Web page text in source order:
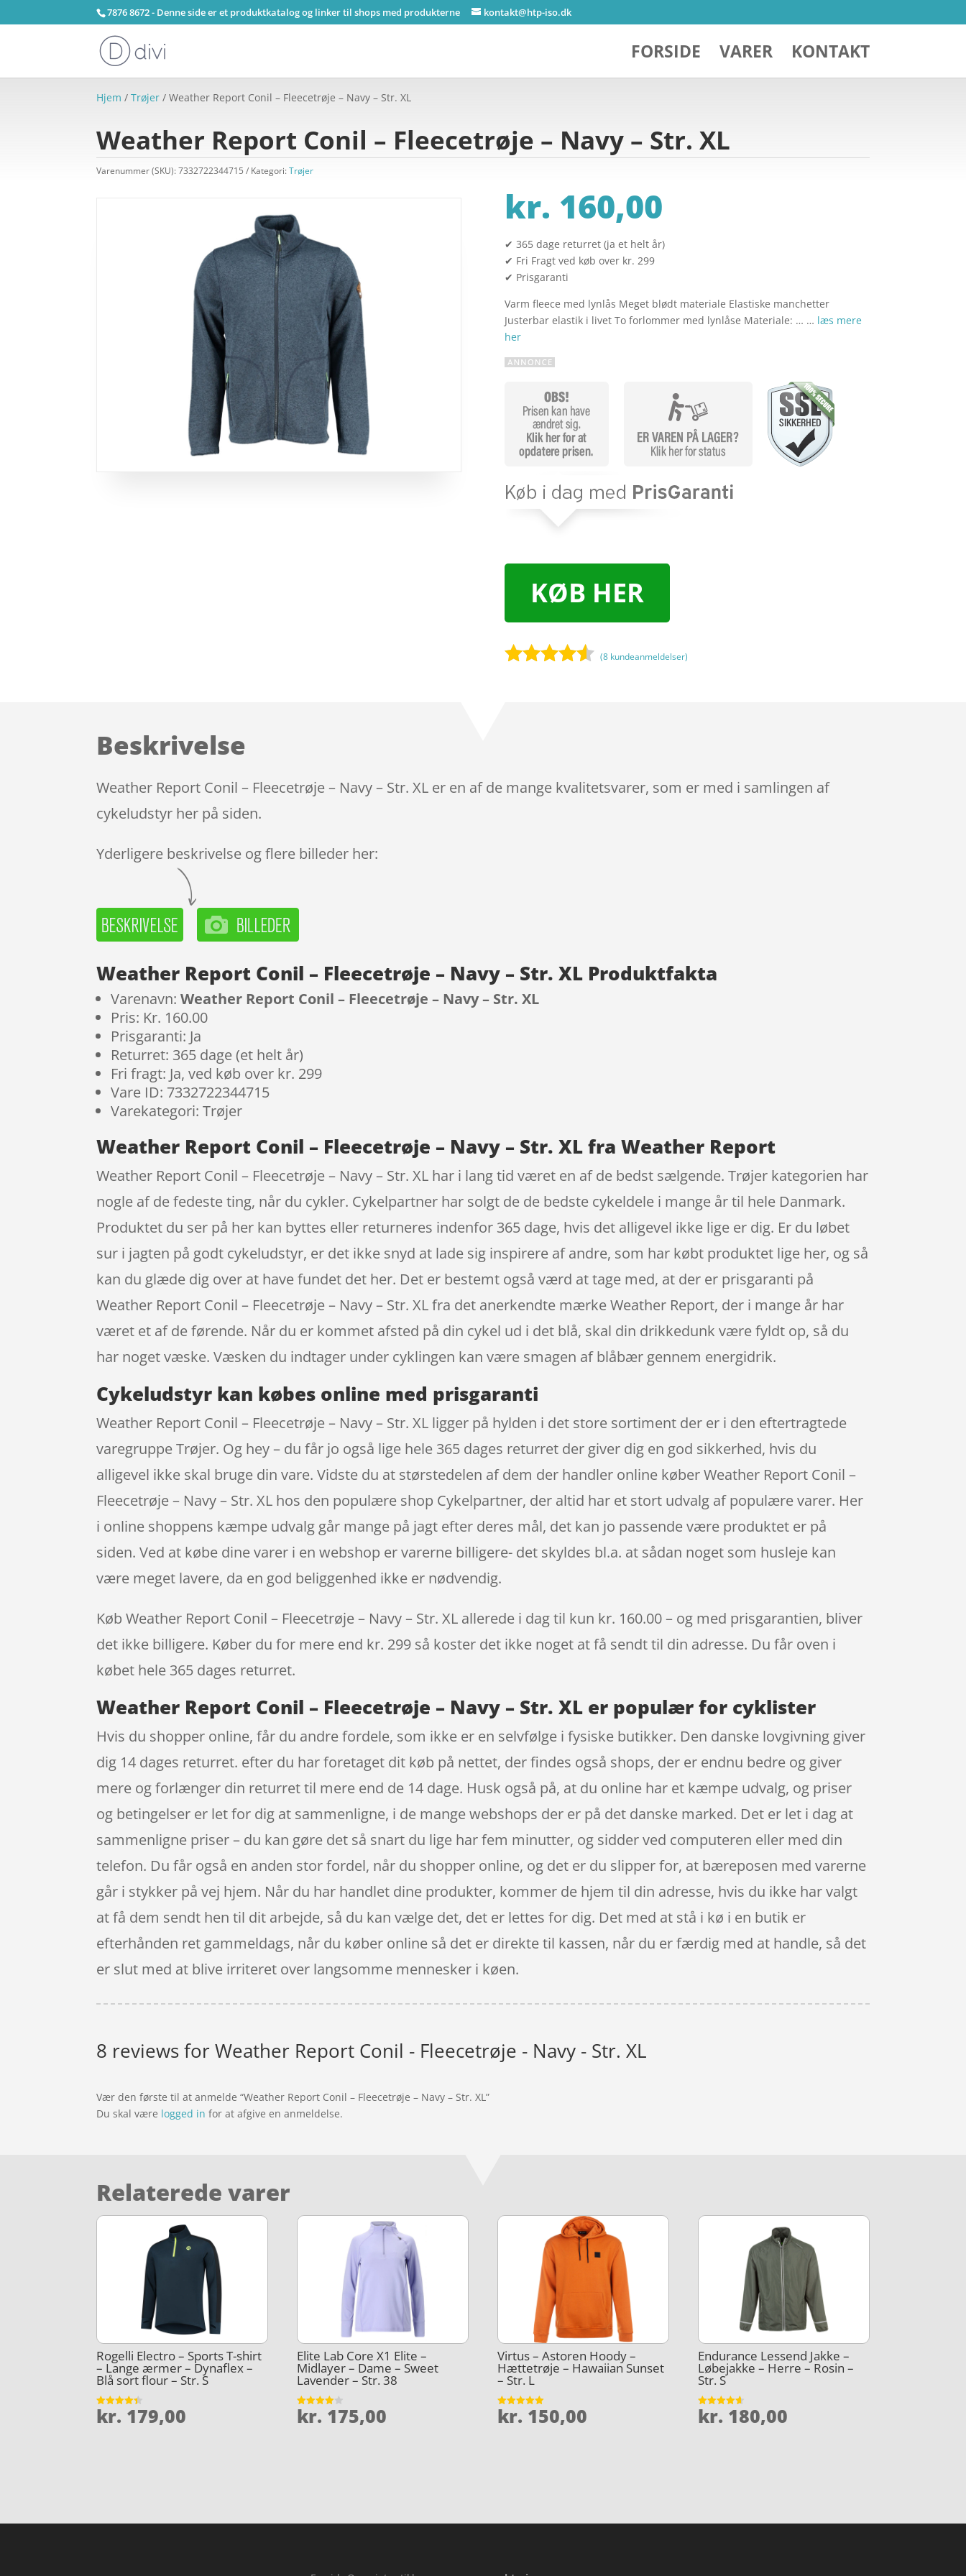
7876 8672 - Denne side er et produktkatalog og linker til shops med produkterne kontakt@htp-iso.dk
FORSIDE VARER KONTAKT
Hjem /Trøjer / Weather Report Conil – Fleecetrøje – Navy – Str. XL
Weather Report Conil – Fleecetrøje – Navy – Str. XL
Varenummer (SKU):7332722344715 Kategori:Trøjer
kr. 160,00
✔ 365 dage returret (ja et helt år)
✔ Fri Fragt ved køb over kr. 299
✔ Prisgaranti
Varm fleece med lynlås Meget blødt materiale Elastiske manchetter
Justerbar elastik i livet To forlommer med lynlåse Materiale: … … læs mere
her
KØB HER
mmelser
(8 kundeanmeldelser)
Beskrivelse
Weather Report Conil – Fleecetrøje – Navy – Str. XL er en af de mange kvalitetsvarer, som er med i samlingen af
cykeludstyr her på siden.
Yderligere beskrivelse og flere billeder her:
Weather Report Conil – Fleecetrøje – Navy – Str. XL Produktfakta
Varenavn:Weather Report Conil – Fleecetrøje – Navy – Str. XL
Pris: Kr. 160.00
Prisgaranti: Ja
Returret: 365 dage (et helt år)
Fri fragt: Ja, ved køb over kr. 299
Vare ID: 7332722344715
Varekategori: Trøjer
Weather Report Conil – Fleecetrøje – Navy – Str. XL fra Weather Report
Weather Report Conil – Fleecetrøje – Navy – Str. XL har i lang tid været en af de bedst sælgende. Trøjer kategorien har
nogle af de fedeste ting, når du cykler. Cykelpartner har solgt de de bedste cykeldele i mange år til hele Danmark.
Produktet du ser på her kan byttes eller returneres indenfor 365 dage, hvis det alligevel ikke lige er dig. Er du løbet
sur i jagten på godt cykeludstyr, er det ikke snyd at lade sig inspirere af andre, som har købt produktet lige her, og så
kan du glæde dig over at have fundet det her. Det er bestemt også værd at tage med, at der er prisgaranti på
Weather Report Conil – Fleecetrøje – Navy – Str. XL fra det anerkendte mærke Weather Report, der i mange år har
været et af de førende. Når du er kommet afsted på din cykel ud i det blå, skal din drikkedunk være fyldt op, så du
har noget væske. Væsken du indtager under cyklingen kan være smagen af blåbær gennem energidrik.
Cykeludstyr kan købes online med prisgaranti
Weather Report Conil – Fleecetrøje – Navy – Str. XL ligger på hylden i det store sortiment der er i den eftertragtede
varegruppe Trøjer. Og hey – du får jo også lige hele 365 dages returret der giver dig en god sikkerhed, hvis du
alligevel ikke skal bruge din vare. Vidste du at størstedelen af dem der handler online køber Weather Report Conil –
Fleecetrøje – Navy – Str. XL hos den populære shop Cykelpartner, der altid har et stort udvalg af populære varer. Her
i online shoppens kæmpe udvalg går mange på jagt efter deres mål, det kan jo passende være produktet er på
siden. Ved at købe dine varer i en webshop er varerne billigere- det skyldes bl.a. at sådan noget som husleje kan
være meget lavere, da en god beliggenhed ikke er nødvendig.
Køb Weather Report Conil – Fleecetrøje – Navy – Str. XL allerede i dag til kun kr. 160.00 – og med prisgarantien, bliver
det ikke billigere. Køber du for mere end kr. 299 så koster det ikke noget at få sendt til din adresse. Du får oven i
købet hele 365 dages returret.
Weather Report Conil – Fleecetrøje – Navy – Str. XL er populær for cyklister
Hvis du shopper online, får du andre fordele, som ikke er en selvfølge i fysiske butikker. Den danske lovgivning giver
dig 14 dages returret. efter du har foretaget dit køb på nettet, der findes også shops, der er endnu bedre og giver
mere og forlænger din returret til mere end de 14 dage. Husk også på, at du online har et kæmpe udvalg, og priser
og betingelser er let for dig at sammenligne, i de mange webshops der er på det danske marked. Det er let i dag at
sammenligne priser – du kan gøre det så snart du lige har fem minutter, og sidder ved computeren eller med din
telefon. Du får også en anden stor fordel, når du shopper online, og det er du slipper for, at bæreposen med varerne
går i stykker på vej hjem. Når du har handlet dine produkter, kommer de hjem til din adresse, hvis du ikke har valgt
at få dem sendt hen til dit arbejde, så du kan vælge det, det er lettes for dig. Det med at stå i kø i en butik er
efterhånden ret gammeldags, når du køber online så det er direkte til kassen, når du er færdig med at handle, så det
er slut med at blive irriteret over langsomme mennesker i køen.
8 reviews forWeather Report Conil - Fleecetrøje - Navy - Str. XL
Vær den første til at anmelde “Weather Report Conil – Fleecetrøje – Navy – Str. XL”
Du skal være logged in for at afgive en anmeldelse.
Relaterede varer
Rogelli Electro – Sports T-shirt
– Lange ærmer – Dynaflex –
Blå sort flour – Str. S
Vurderet
4.4
kr. 179,00
Elite Lab Core X1 Elite –
Midlayer – Dame – Sweet
Lavender – Str. 38
Vurderet
4
kr. 175,00
Virtus – Astoren Hoody –
Hættetrøje – Hawaiian Sunset
– Str. L
Vurderet
5
kr. 150,00
Endurance Lessend Jakke –
Løbejakke – Herre – Rosin –
Str. S
Vurderet
4.6
kr. 180,00